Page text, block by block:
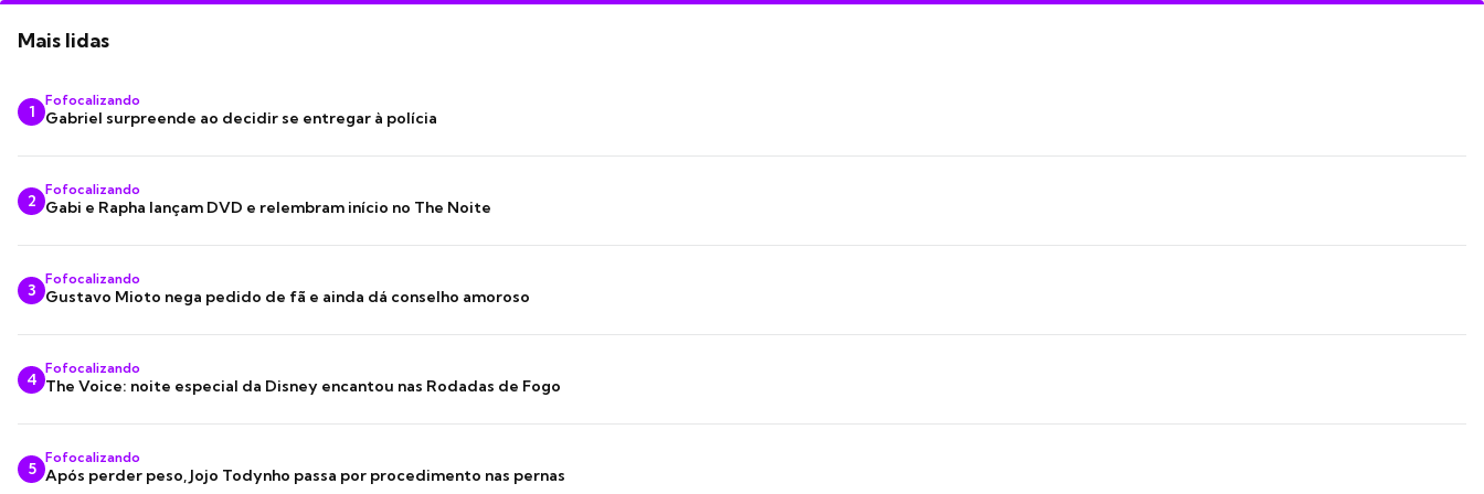
Mais lidas
1
Fofocalizando
Gabriel surpreende ao decidir se entregar à polícia
2
Fofocalizando
Gabi e Rapha lançam DVD e relembram início no The Noite
3
Fofocalizando
Gustavo Mioto nega pedido de fã e ainda dá conselho amoroso
4
Fofocalizando
The Voice: noite especial da Disney encantou nas Rodadas de Fogo
5
Fofocalizando
Após perder peso, Jojo Todynho passa por procedimento nas pernas